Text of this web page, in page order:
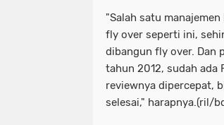
"Salah satu
fly over seperti ini,
dibangun fly over. Dan
tahun 2012, sudah ada
reviewnya dipercepat,
selesai," harapnya.(ril/